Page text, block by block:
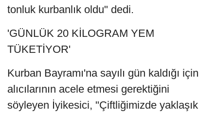
tonluk kurbanlık oldu" dedi.
'GÜNLÜK 20 KİLOGRAM YEM
TÜKETİYOR'
Kurban Bayramı'na sayılı gün kaldığı için
alıcılarının acele etmesi gerektiğini
söyleyen İyikesici, "Çiftliğimizde yaklaşık